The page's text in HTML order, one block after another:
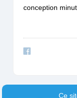
conception
Ce